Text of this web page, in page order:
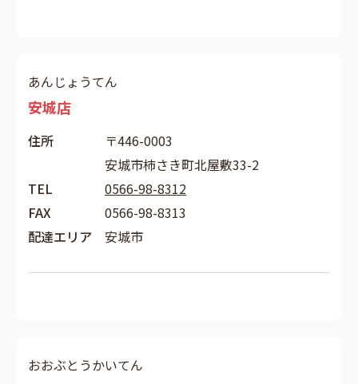
あんじょうてん
安城店
住所
〒446-0003
安城市柿さき町北屋敷33-2
TEL
0566-98-8312
FAX
0566-98-8313
配達エリア
安城市
おおぶとうかいてん